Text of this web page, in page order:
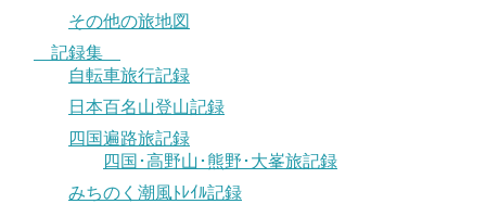
その他の旅地図
記録集
自転車旅行記録
日本百名山登山記録
四国遍路旅記録
四国･高野山･熊野･大峯旅記録
みちのく潮風ﾄﾚｲﾙ記録